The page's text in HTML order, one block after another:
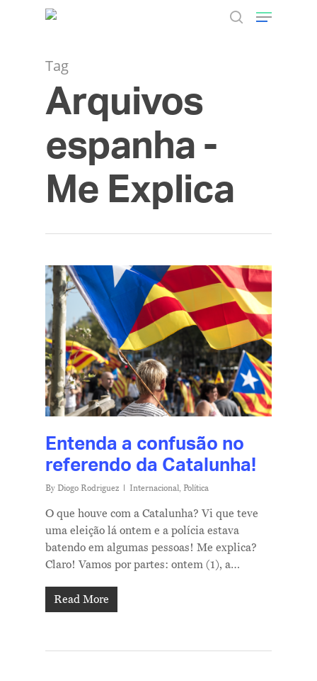
Hit enter to search or ESC to close
Tag
Arquivos
espanha -
Me Explica
Entenda a confusão no
referendo da Catalunha!
By Diogo Rodriguez Internacional, Política
O que houve com a Catalunha? Vi que teve
uma eleição lá ontem e a polícia estava
batendo em algumas pessoas! Me explica?
Claro! Vamos por partes: ontem (1), a…
Read More